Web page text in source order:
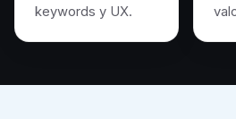
keywords y UX.